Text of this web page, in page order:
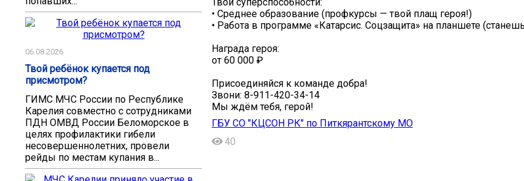
06.08.2026
Твой ребёнок купается под
присмотром?
ГИМС МЧС России по Республике
Карелия совместно с сотрудниками
ПДН ОМВД России Беломорское в
целях профилактики гибели
несовершеннолетних, провели
рейды по местам купания в...
• Среднее образование (профкурсы — твой плащ героя!)
• Работа в программе «Катарсис. Соцзащита» на планшете
Награда героя:
от 60 000 ₽
Присоединяйся к команде добра!
Звони: 8-911-420-34-14
Мы ждём тебя, герой!
ГБУ СО "КЦСОН РК" по Питкярантскому МО
40